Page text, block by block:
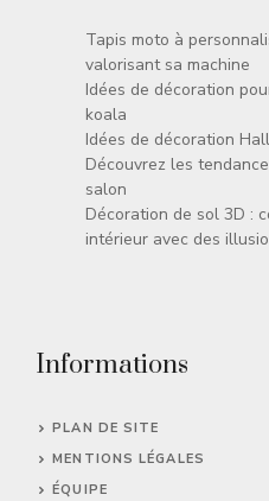
Tapis moto à
valorisant sa machine
Idées de décoration
koala
Idées de décoration
Découvrez les
salon
Décoration de sol 3D :
intérieur avec des
Informations
PLAN DE SITE
MENTIONS LÉGALES
ÉQUIPE